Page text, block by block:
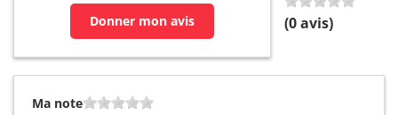
Donner mon avis
(0avis)
Ma note